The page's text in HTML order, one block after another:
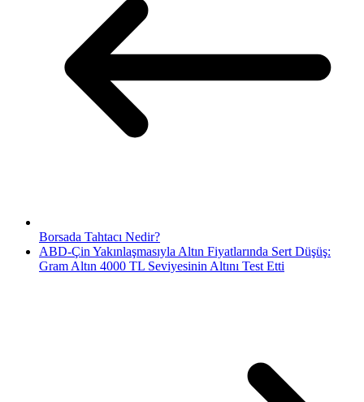
Borsada Tahtacı Nedir?
ABD-Çin Yakınlaşmasıyla Altın Fiyatlarında Sert Düşüş:
Gram Altın 4000 TL Seviyesinin Altını Test Etti